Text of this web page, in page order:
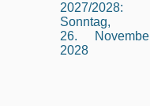
2027/2028:
Sonntag,
26.
2028